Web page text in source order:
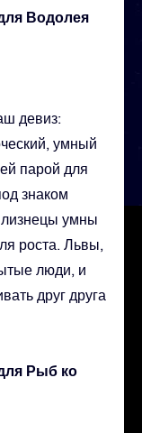
Водолея
девиз:
умный
парой для
знаком
умны
роста. Львы,
люди, и
друг друга
Рыб ко